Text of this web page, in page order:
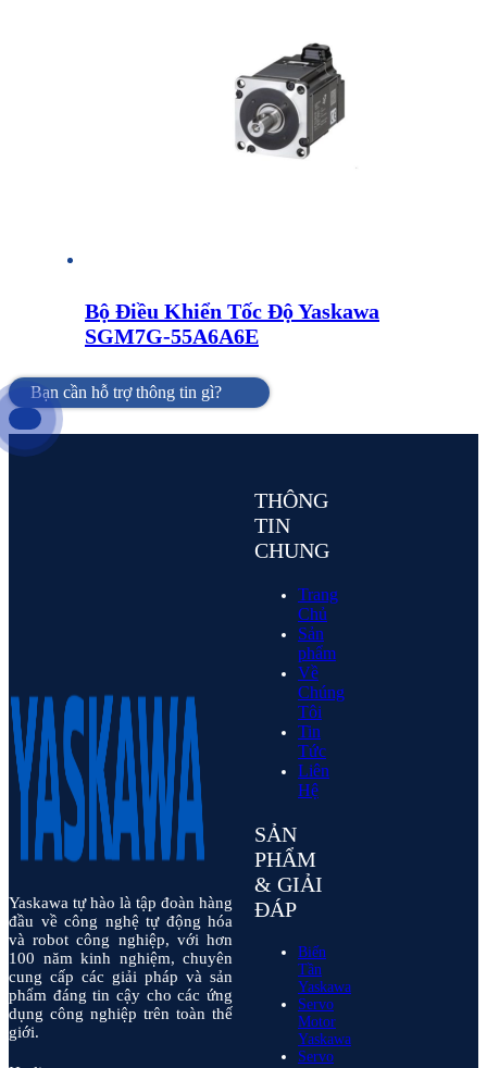
Bộ Điều Khiển Tốc Độ Yaskawa
SGM7G-55A6A6E
Bạn cần hỗ trợ thông tin gì?
Yaskawa tự hào là tập đoàn hàng
đầu về công nghệ tự động hóa
và robot công nghiệp, với hơn
100 năm kinh nghiệm, chuyên
cung cấp các giải pháp và sản
phẩm đáng tin cậy cho các ứng
dụng công nghiệp trên toàn thế
giới.
THÔNG
TIN
CHUNG
Trang
Chủ
Sản
phẩm
Về
Chúng
Tôi
Tin
Tức
Liên
Hệ
SẢN
PHẨM
& GIẢI
ĐÁP
Biến
Tần
Yaskawa
Servo
Motor
Yaskawa
Servo